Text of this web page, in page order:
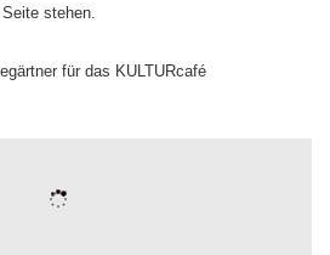
stehen.
für das KULTURcafé